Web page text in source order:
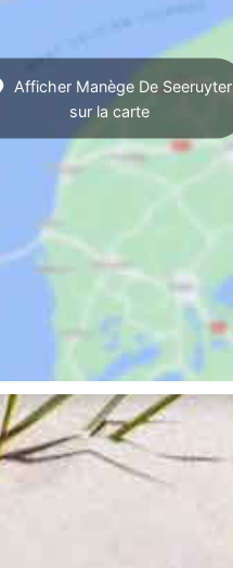
Afficher Manège De Seeruyter
sur la carte